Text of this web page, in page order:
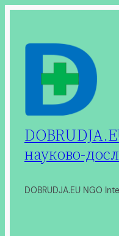
вмісту
науково-
DOBRUDJA.EU NGO